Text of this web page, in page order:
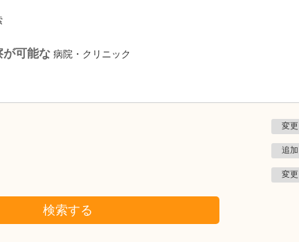
が可能な 病院・クリニック
変更
追加
変更
検索する